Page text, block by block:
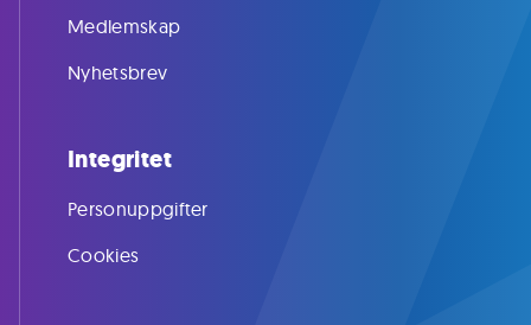
Medlemskap
Nyhetsbrev
Integritet
Personuppgifter
Cookies